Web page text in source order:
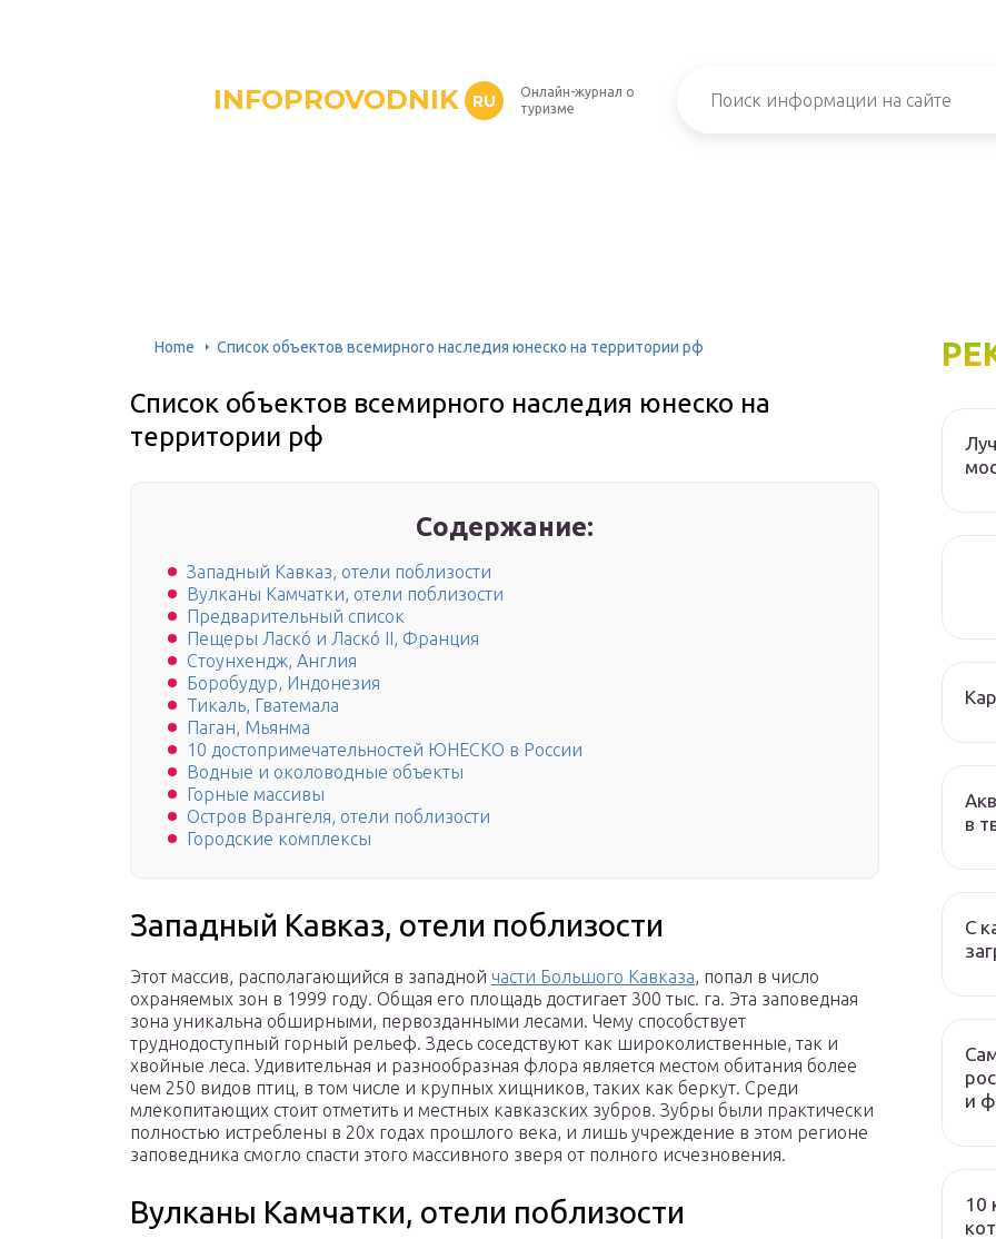
INFOPROVODNIK RU
Онлайн-журнал о
туризме
Home Список объектов всемирного наследия юнеско на территории рф
Список объектов всемирного наследия юнеско на
территории рф
Содержание:
Западный Кавказ, отели поблизости
Вулканы Камчатки, отели поблизости
Предварительный список
Пещеры Ласкó и Ласкó II, Франция
Стоунхендж, Англия
Боробудур, Индонезия
Тикаль, Гватемала
Паган, Мьянма
10 достопримечательностей ЮНЕСКО в Роcсии
Водные и околоводные объекты
Горные массивы
Остров Врангеля, отели поблизости
Городские комплексы
Западный Кавказ, отели поблизости
Этот массив, располагающийся в западной части Большого Кавказа, попал в число
охраняемых зон в 1999 году. Общая его площадь достигает 300 тыс. га. Эта заповедная
зона уникальна обширными, первозданными лесами. Чему способствует
труднодоступный горный рельеф. Здесь соседствуют как широколиственные, так и
хвойные леса. Удивительная и разнообразная флора является местом обитания более
чем 250 видов птиц, в том числе и крупных хищников, таких как беркут. Среди
млекопитающих стоит отметить и местных кавказских зубров. Зубры были практически
полностью истреблены в 20х годах прошлого века, и лишь учреждение в этом регионе
заповедника смогло спасти этого массивного зверя от полного исчезновения.
Вулканы Камчатки, отели поблизости
в
С
и
10